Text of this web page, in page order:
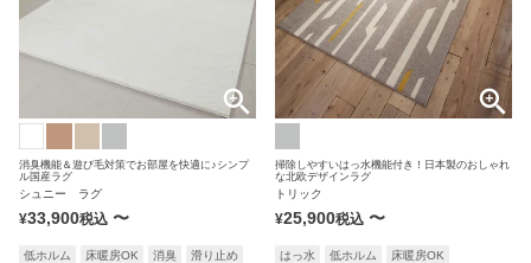
消臭機能＆遊び毛対策でお部屋を快適に♪シンプ
ル国産ラグ
シュニー ラグ
¥33,900税込 〜
低ホルム 床暖房OK 消臭
滑り止め
掃除しやすいはっ水機能付き！日本製のおしゃれ
な北欧デザインラグ
トリック
¥25,900税込 〜
はっ水 低ホルム
床暖房OK